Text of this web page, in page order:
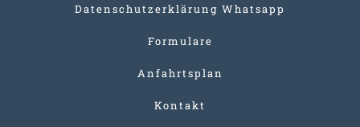
Datenschutzerklärung Whatsapp
Formulare
Anfahrtsplan
Kontakt